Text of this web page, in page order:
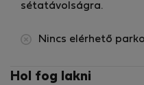
sétatávolságra.
Nincs elérhető
Hol fog lakni